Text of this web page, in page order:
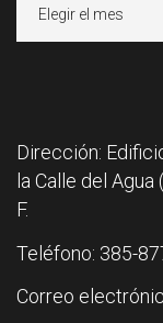
Dirección:
la Calle del
F.
Teléfono: 385-
Correo